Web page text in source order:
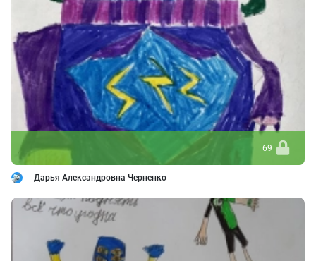
69
Дарья Александровна Черненко